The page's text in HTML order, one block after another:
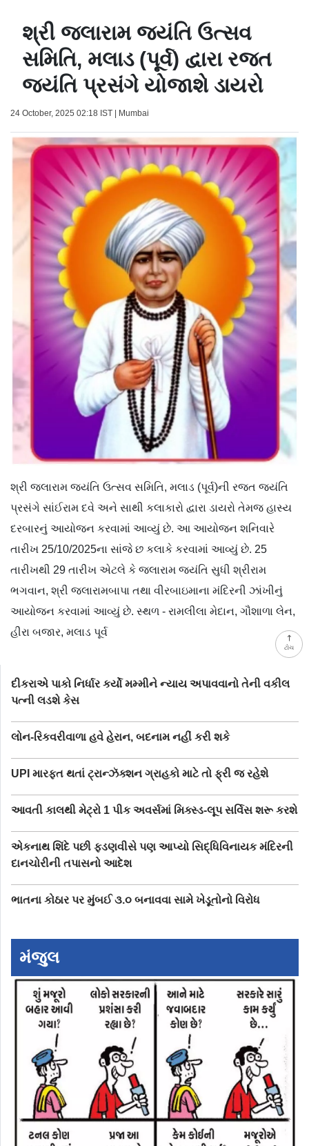
શ્રી જલારામ જયંતિ ઉત્સવ
સમિતિ, મલાડ (પૂર્વ) દ્વારા રજત
જયંતિ પ્રસંગે યોજાશે ડાયરો
24 October, 2025 02:18 IST | Mumbai
ટોચ
શ્રી જલારામ જયંતિ ઉત્સવ સમિતિ, મલાડ (પૂર્વ)ની રજત જયંતિ
પ્રસંગે સાંઈરામ દવે અને સાથી કલાકારો દ્વારા ડાયરો તેમજ હાસ્ય
દરબારનું આયોજન કરવામાં આવ્યું છે. આ આયોજન શનિવારે
તારીખ 25/10/2025ના સાંજે છ કલાકે કરવામાં આવ્યું છે. 25
તારીખથી 29 તારીખ એટલે કે જલારામ જયંતિ સુધી શ્રીરામ
ભગવાન, શ્રી જલારામબાપા તથા વીરબાઇમાના મંદિરની ઝાંખીનું
આયોજન કરવામાં આવ્યું છે. સ્થળ - રામલીલા મેદાન, ગૌશાળા લેન,
હીરા બજાર, મલાડ પૂર્વ
દીકરાએ પાકો નિર્ધાર કર્યો મમ્મીને ન્યાય અપાવવાનો તેની વકીલ
પત્ની લડશે કેસ
લોન-રિકવરીવાળા હવે હેરાન, બદનામ નહીં કરી શકે
UPI મારફત થતાં ટ્રાન્ઝૅક્શન ગ્રાહકો માટે તો ફ્રી જ રહેશે
આવતી કાલથી મેટ્રો 1 પીક અવર્સમાં મિક્સ્ડ-લૂપ સર્વિસ શરૂ કરશે
એકનાથ શિંદે પછી ફડણવીસે પણ આપ્યો સિદ્ધિવિનાયક મંદિરની
દાનચોરીની તપાસનો આદેશ
ભાતના કોઠાર પર મુંબઈ ૩.૦ બનાવવા સામે ખેડૂતોનો વિરોધ
મંજુલ